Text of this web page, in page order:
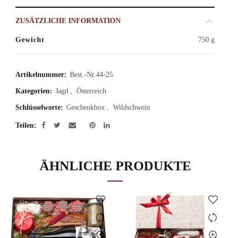
ZUSÄTZLICHE INFORMATION
Gewicht 750 g
Artikelnummer: Best.-Nr.44-25
Kategorien: Jagd , Österreich
Schlüsselworte: Geschenkbox , Wildschwein
Teilen
ÄHNLICHE PRODUKTE